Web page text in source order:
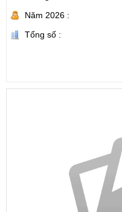
Năm 2026 :
Tổng số :